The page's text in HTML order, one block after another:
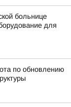
больнице
для
по обновлению